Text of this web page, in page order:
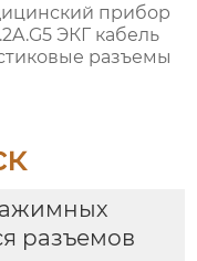
прибор
ЭКГ кабель
разъемы
разъемов